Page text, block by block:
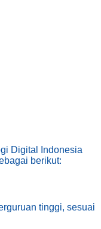
Digital Indonesia
berikut:
tinggi, sesuai